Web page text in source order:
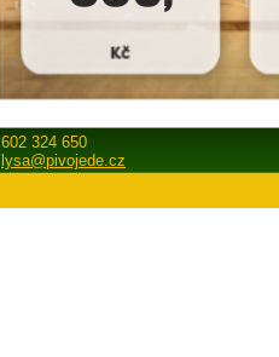
602 324 650
lysa@pivojede.cz